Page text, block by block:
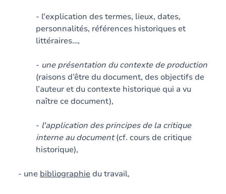
- l'explication des termes, lieux, dates,
personnalités, références historiques et
littéraires…,
- uneprésentation du contexte de production
(raisons d’être du document, des objectifs de
l’auteur et du contexte historique qui a vu
naître ce document),
- l'application des principes de la critique
interne au document(cf. cours de critique
historique),
- une bibliographiedu travail,